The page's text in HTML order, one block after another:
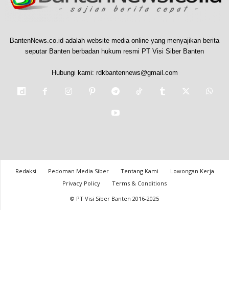
BantenNews.co.id adalah website media online yang menyajikan berita
seputar Banten berbadan hukum resmi PT Visi Siber Banten
Hubungi kami: rdkbantennews@gmail.com
Redaksi Pedoman Media Siber Tentang Kami
Lowongan Kerja
Privacy Policy
Terms & Conditions
© PT Visi Siber Banten 2016-2025